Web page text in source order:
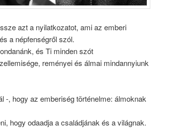
azt a nyilatkozatot, ami az emberi
a népfenségről szól.
és Ti minden szót
reményei és álmai mindannyiunk
-, hogy az emberiség történelme: álmoknak
hogy odaadja a családjának és a világnak.